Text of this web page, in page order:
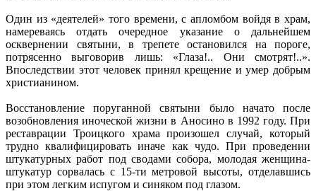
Один из «деятелей» того времени, с апломбом войдя в храм,
намереваясь отдать очередное указание о дальнейшем
осквернении святыни, в трепете остановился на пороге,
потрясенно выговорив лишь: «Глаза!.. Они смотрят!..».
Впоследствии этот человек принял крещение и умер добрым
христианином.
Восстановление поруганной святыни было начато после
возобновления иноческой жизни в Аносино в 1992 году. При
реставрации Троицкого храма произошел случай, который
трудно квалифицировать иначе как чудо. При проведении
штукатурных работ под сводами собора, молодая женщина-
штукатур сорвалась с 15-ти метровой высоты, отделавшись
при этом легким испугом и синяком под глазом.